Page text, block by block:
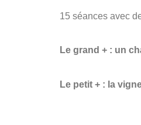
15 séances avec
Le grand + : un
Le petit + : la